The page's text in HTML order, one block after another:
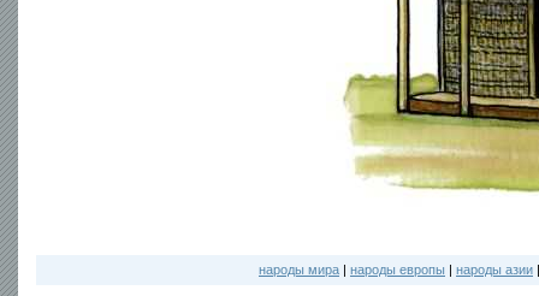
народы мира | народы европы | народы азии